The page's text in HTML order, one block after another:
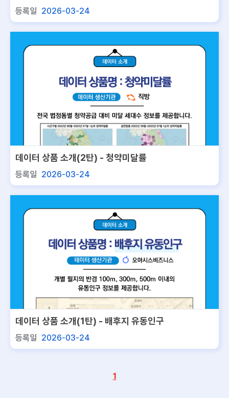
등록일 2026-03-24
데이터 상품 소개(2탄) - 청약미달률
등록일 2026-03-24
데이터 상품 소개(1탄) - 배후지 유동인구
등록일 2026-03-24
1